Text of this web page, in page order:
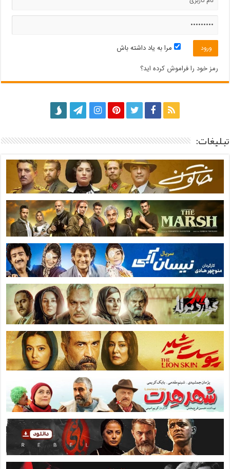
مرا به یاد داشته باش
رمز خود را فراموش کرده اید؟
تبلیغات: